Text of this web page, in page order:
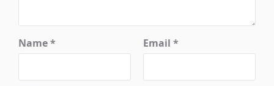
Name* Email *